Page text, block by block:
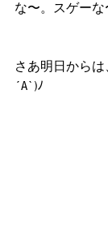
な〜。スゲーな
さあ明日から
´A`)ﾉ